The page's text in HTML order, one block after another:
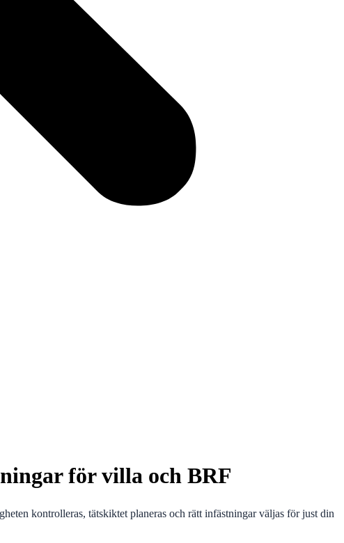
för villa och BRF
kontrolleras, tätskiktet planeras och rätt infästningar väljas för just din